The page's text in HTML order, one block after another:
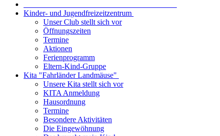
Kinder- und Jugendfreizeitzentrum
Unser Club stellt sich vor
Öffnungszeiten
Termine
Aktionen
Ferienprogramm
Eltern-Kind-Gruppe
Kita "Fahrländer Landmäuse"
Unsere Kita stellt sich vor
KITA Anmeldung
Hausordnung
Termine
Besondere Aktivitäten
Die Eingewöhnung